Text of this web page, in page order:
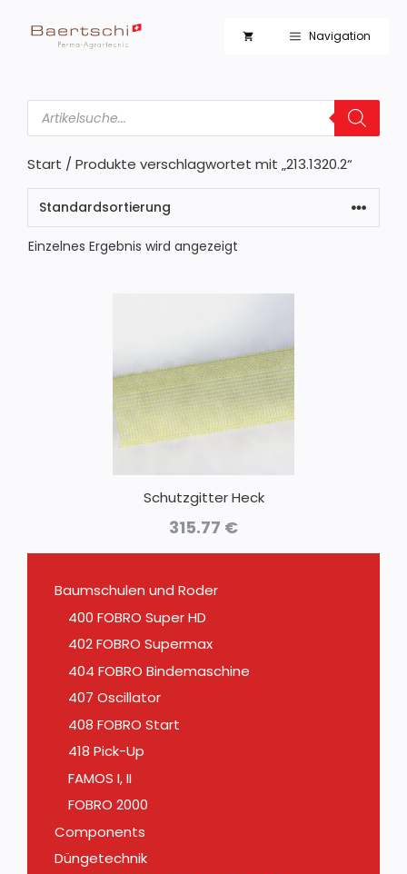
Inhalt
Navigation
Products
search
Start / Produkte verschlagwortet mit „213.1320.2“
Einzelnes Ergebnis wird angezeigt
Schutzgitter Heck
315.77 €
Baumschulen und Roder
400 FOBRO Super HD
402 FOBRO Supermax
404 FOBRO Bindemaschine
407 Oscillator
408 FOBRO Start
418 Pick-Up
FAMOS I, II
FOBRO 2000
Components
Düngetechnik